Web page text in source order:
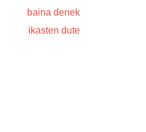
baina denek
ikasten dute